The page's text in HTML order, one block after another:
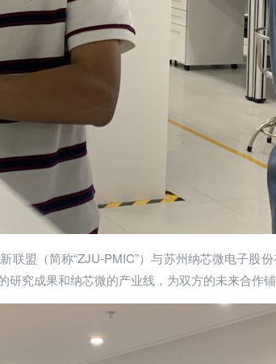
盟（简称“ZJU-PMIC”）与苏州纳芯微电子股
究成果和纳芯微的产业线，为双方的未来合作铺